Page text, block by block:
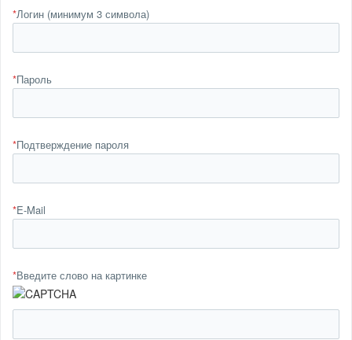
*Логин (минимум 3 символа)
*Пароль
*Подтверждение пароля
*E-Mail
*Введите слово на картинке